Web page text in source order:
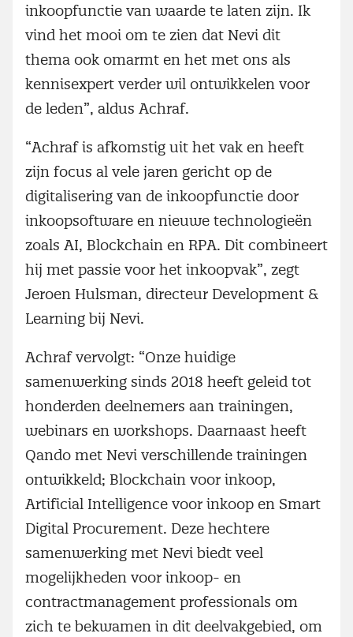
inkoopfunctie van waarde te laten zijn. Ik
vind het mooi om te zien dat Nevi dit
thema ook omarmt en het met ons als
kennisexpert verder wil ontwikkelen voor
de leden”, aldus Achraf.
“Achraf is afkomstig uit het vak en heeft
zijn focus al vele jaren gericht op de
digitalisering van de inkoopfunctie door
inkoopsoftware en nieuwe technologieën
zoals AI, Blockchain en RPA. Dit combineert
hij met passie voor het inkoopvak”, zegt
Jeroen Hulsman, directeur Development &
Learning bij Nevi.
Achraf vervolgt: “Onze huidige
samenwerking sinds 2018 heeft geleid tot
honderden deelnemers aan trainingen,
webinars en workshops. Daarnaast heeft
Qando met Nevi verschillende trainingen
ontwikkeld; Blockchain voor inkoop,
Artificial Intelligence voor inkoop en Smart
Digital Procurement. Deze hechtere
samenwerking met Nevi biedt veel
mogelijkheden voor inkoop- en
contractmanagement professionals om
zich te bekwamen in dit deelvakgebied, om